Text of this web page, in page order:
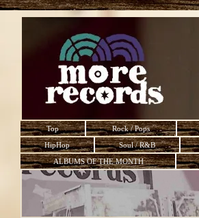
Top Rock / Pops
HipHop
Soul / R&B
ALBUMS OF THE MONTH